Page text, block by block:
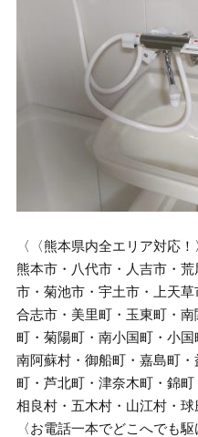
〈〈熊本県内全エリア対応！
熊本市・八代市・人吉市・
市・菊池市・宇土市・上天
合志市・美里町・玉東町・
町・菊陽町・南小国町・小
南阿蘇村・御船町・嘉島町
町・芦北町・津奈木町・錦
相良村・五木村・山江村・
〈お電話一本でどこへでも